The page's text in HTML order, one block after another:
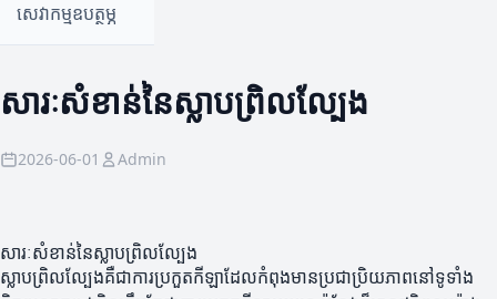
សេវាកម្មឧបត្ថម្ភ
សារៈសំខាន់នៃស្លាបព្រិលល្បែង
2026-06-01 Admin
សារៈសំខាន់នៃស្លាបព្រិលល្បែង
ស្លាបព្រិលល្បែងគឺជាការប្រកួតកីឡាដែលកំពុងមានប្រជាប្រិយភាពនៅទូទាំង